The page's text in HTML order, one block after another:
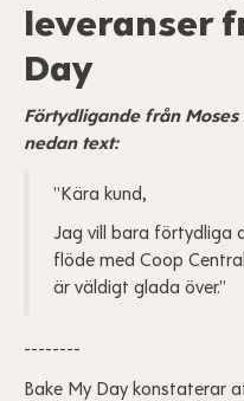
leveranser
Day
Förtydligande från
nedan text:
"Kära kund,
Jag vill bara förtydliga
flöde med Coop
är väldigt glada över."
--------
Bake My Day konstaterar